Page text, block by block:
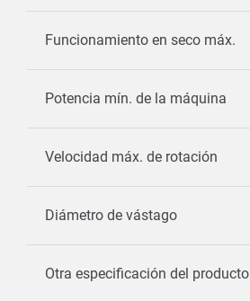
Funcionamiento en seco máx.
Potencia mín. de la máquina
Velocidad máx. de rotación
Diámetro de vástago
Otra especificación del producto